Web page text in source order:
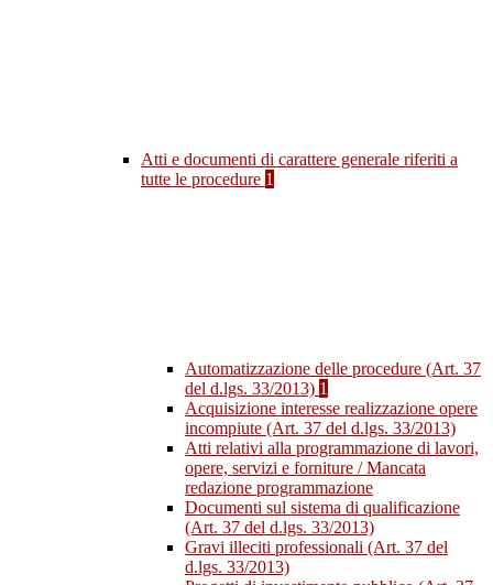
Atti e documenti di carattere generale riferiti a
tutte le procedure 1
Automatizzazione delle procedure (Art. 37
del d.lgs. 33/2013) 1
Acquisizione interesse realizzazione opere
incompiute (Art. 37 del d.lgs. 33/2013)
Atti relativi alla programmazione di lavori,
opere, servizi e forniture / Mancata
redazione programmazione
Documenti sul sistema di qualificazione
(Art. 37 del d.lgs. 33/2013)
Gravi illeciti professionali (Art. 37 del
d.lgs. 33/2013)